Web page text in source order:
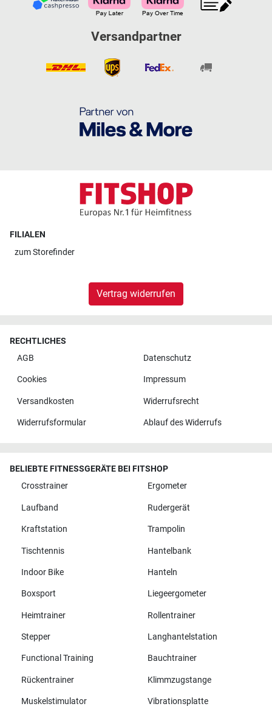
Versandpartner
FILIALEN
zumStorefinder
Vertrag widerrufen
RECHTLICHES
AGB
Datenschutz
Cookies Impressum
Versandkosten Widerrufsrecht
Widerrufsformular Ablauf des Widerrufs
BELIEBTE FITNESSGERÄTE BEI FITSHOP
Crosstrainer
Ergometer
Laufband Rudergerät
Kraftstation Trampolin
Tischtennis Hantelbank
Indoor Bike Hanteln
Boxsport Liegeergometer
Heimtrainer Rollentrainer
Stepper Langhantelstation
Functional Training Bauchtrainer
Rückentrainer Klimmzugstange
Muskelstimulator Vibrationsplatte